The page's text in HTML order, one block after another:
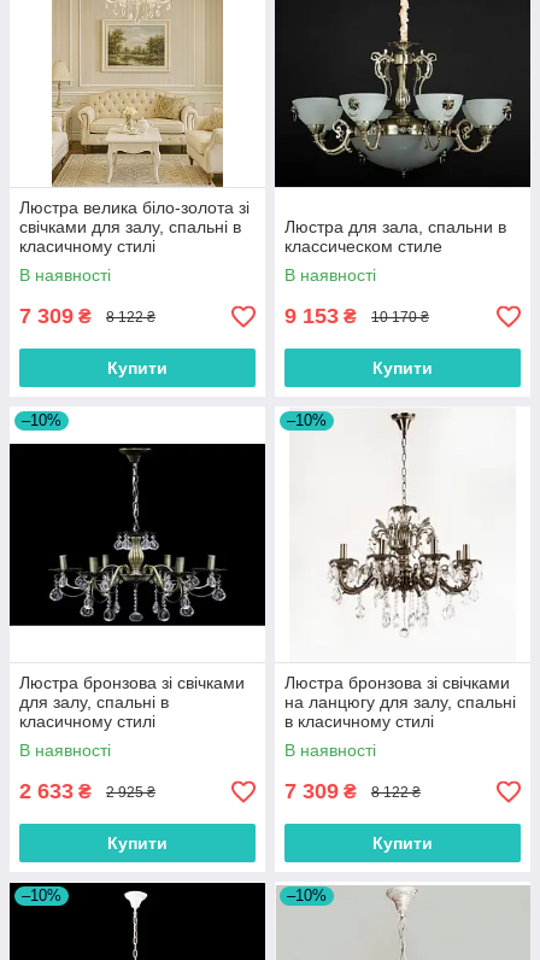
Люстра велика біло-золота зі
свічками для залу, спальні в
класичному стилі
В наявності
7 309 ₴ 8 122 ₴
Купити
Люстра для зала, спальни в
классическом стиле
В наявності
9 153 ₴ 10 170 ₴
Купити
–10%
Люстра бронзова зі свічками
для залу, спальні в
класичному стилі
В наявності
2 633 ₴ 2 925 ₴
Купити
–10%
Люстра бронзова зі свічками
на ланцюгу для залу, спальні
в класичному стилі
В наявності
7 309 ₴ 8 122 ₴
Купити
–10% –10%